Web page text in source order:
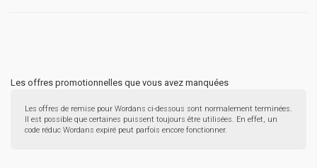
Les offres promotionnelles que vous avez manquées
Les offres de remise pour Wordans ci-dessous sont normalement terminées.
Il est possible que certaines puissent toujours être utilisées. En effet, un
code réduc Wordans expiré peut parfois encore fonctionner.